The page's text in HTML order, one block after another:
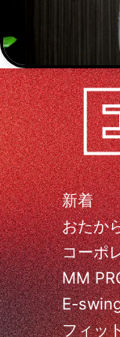
新着
おたか
コーポ
MM
E-
フィッ